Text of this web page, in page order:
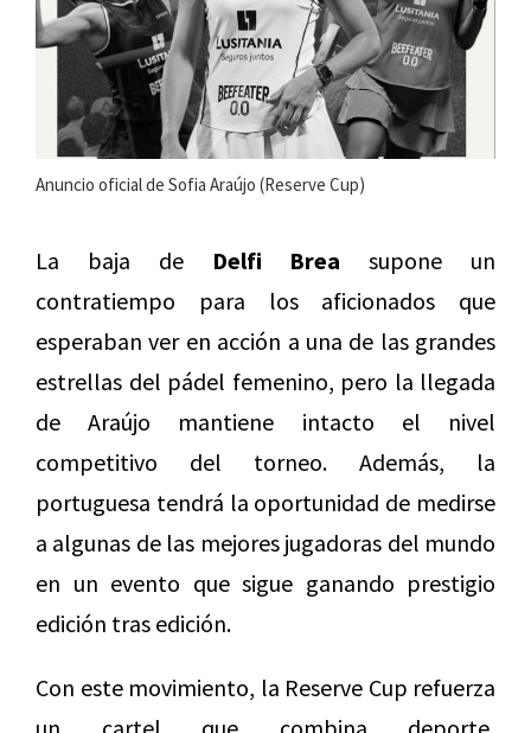
Anuncio oficial de Sofia Araújo (Reserve Cup)
La baja deDelfi Brea supone un
contratiempo para los aficionados que
esperaban ver en acción a una de las grandes
estrellas del pádel femenino, pero la llegada
de Araújo mantiene intacto el nivel
competitivo del torneo. Además, la
portuguesa tendrá la oportunidad de medirse
a algunas de las mejores jugadoras del mundo
en un evento que sigue ganando prestigio
edición tras edición.
Con este movimiento, la Reserve Cup refuerza